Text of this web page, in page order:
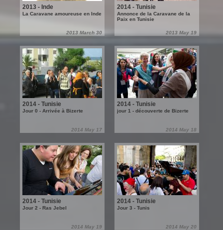
2013 - Inde
La Caravane amoureuse en Inde
2013 March 30
2014 - Tunisie
Annonce de la Caravane de la
Paix en Tunisie
2013 May 19
2014 - Tunisie
Jour 0 - Arrivée à Bizerte
2014 May 17
2014 - Tunisie
jour 1 - découverte de Bizerte
2014 May 18
2014 - Tunisie
Jour 2 - Ras Jebel
2014 May 19
2014 - Tunisie
Jour 3 - Tunis
2014 May 20